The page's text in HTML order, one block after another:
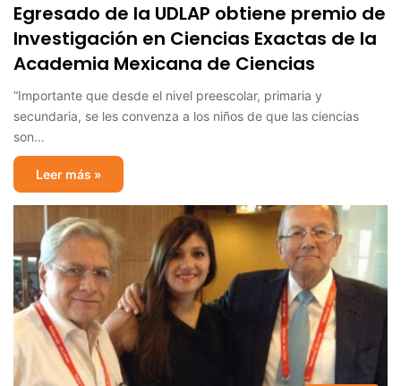
Egresado de la UDLAP obtiene premio de
Investigación en Ciencias Exactas de la
Academia Mexicana de Ciencias
“Importante que desde el nivel preescolar, primaria y
secundaria, se les convenza a los niños de que las ciencias
son…
Leer más »